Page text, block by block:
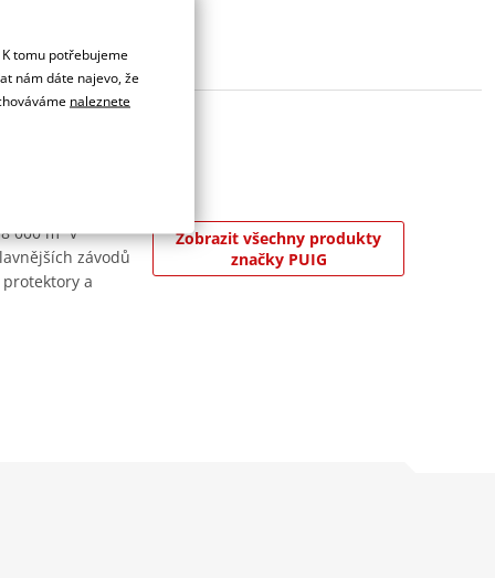
000 m² v
závodů
a
Zobrazit všechny produkty
značky PUIG
tomu potřebujeme
nám dáte najevo, že
naleznete